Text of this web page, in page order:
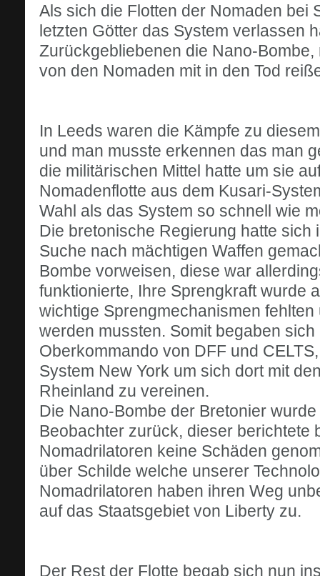
Als sich die Flotten der Nomaden bei
letzten Götter das System verlassen
Zurückgebliebenen die Nano-
von den Nomaden mit in den Tod
In Leeds waren die Kämpfe zu
und man musste erkennen das man
die militärischen Mittel hatte um sie
Nomadenflotte aus dem Kusari-
Wahl als das System so schnell wie
Die bretonische Regierung hatte
Suche nach mächtigen Waffen
Bombe vorweisen, diese war
funktionierte, Ihre Sprengkraft wurde
wichtige Sprengmechanismen
werden mussten. Somit begaben
Oberkommando von DFF und
System New York um sich dort mit
Rheinland zu vereinen.
Die Nano-Bombe der Bretonier
Beobachter zurück, dieser
Nomadrilatoren keine Schäden
über Schilde welche unserer
Nomadrilatoren haben ihren Weg
auf das Staatsgebiet von Liberty zu.
Der Rest der Flotte begab sich nun